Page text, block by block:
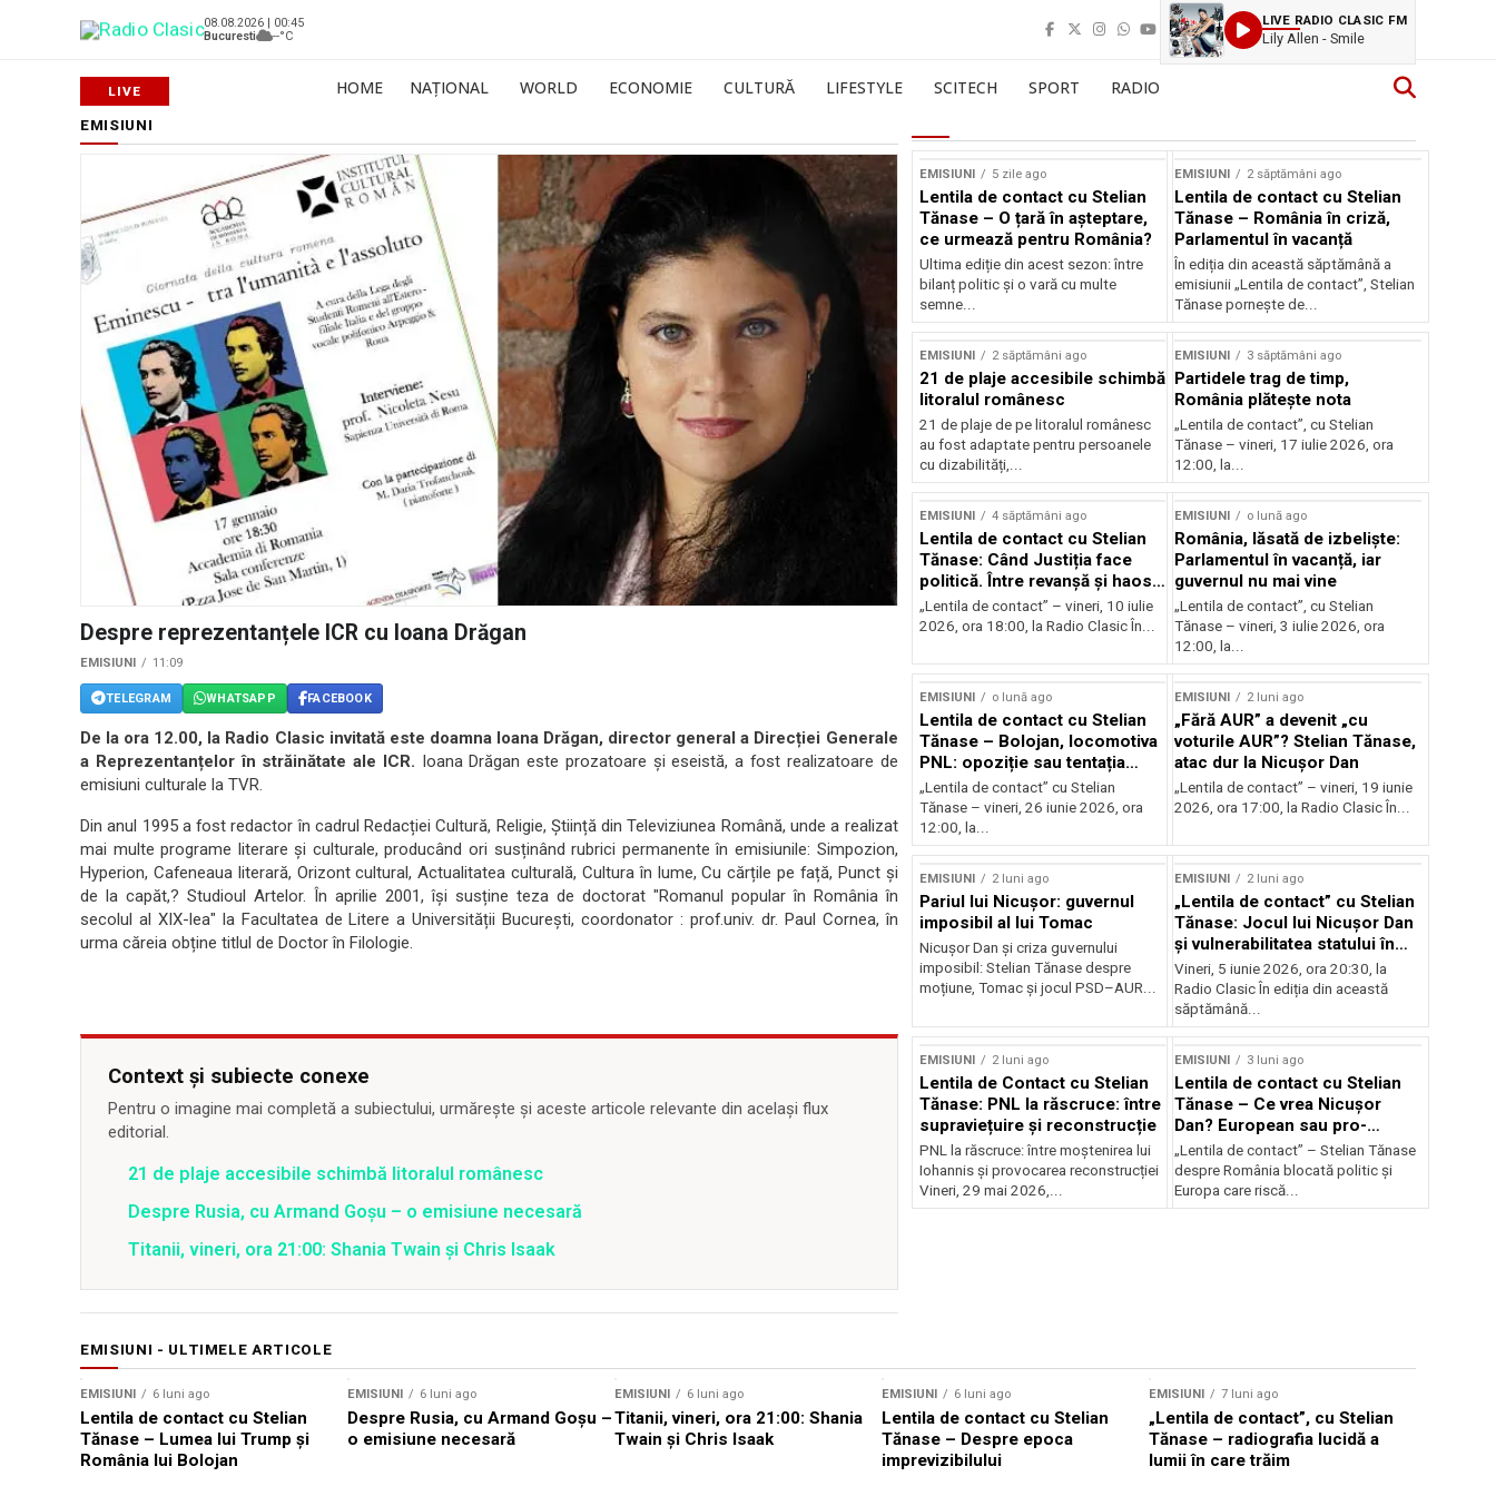
08.08.2026 | 00:45
Bucuresti
--°C
LIVE RADIO CLASIC FM
Lily Allen - Smile
HOME NAȚIONAL WORLD ECONOMIE CULTURĂ LIFESTYLE SCITECH SPORT RADIO
EMISIUNI
Despre reprezentanțele ICR cu Ioana Drăgan
EMISIUNI 11:09
TELEGRAM WHATSAPP FACEBOOK
De la ora 12.00, la Radio Clasic invitată este doamna Ioana Drăgan, director general a Direcției Generale
a Reprezentanțelor în străinătate ale ICR. Ioana Drăgan este prozatoare și eseistă, a fost realizatoare de
emisiuni culturale la TVR.
Din anul 1995 a fost redactor în cadrul Redacției Cultură, Religie, Știință din Televiziunea Română, unde a realizat
mai multe programe literare și culturale, producând ori susținând rubrici permanente în emisiunile: Simpozion,
Hyperion, Cafeneaua literară, Orizont cultural, Actualitatea culturală, Cultura în lume, Cu cărțile pe față, Punct și
de la capăt,? Studioul Artelor. În aprilie 2001, își susține teza de doctorat "Romanul popular în România în
secolul al XIX-lea" la Facultatea de Litere a Universității București, coordonator : prof.univ. dr. Paul Cornea, în
urma căreia obține titlul de Doctor în Filologie.
Context și subiecte conexe
Pentru o imagine mai completă a subiectului, urmărește și aceste articole relevante din același flux
editorial.
21 de plaje accesibile schimbă litoralul românesc
Despre Rusia, cu Armand Goșu – o emisiune necesară
Titanii, vineri, ora 21:00: Shania Twain și Chris Isaak
EMISIUNI 5 zile ago
Lentila de contact cu Stelian
Tănase – O țară în așteptare,
ce urmează pentru România?
Ultima ediție din acest sezon: între
bilanț politic și o vară cu multe
semne...
EMISIUNI 2 săptămâni ago
Lentila de contact cu Stelian
Tănase – România în criză,
Parlamentul în vacanță
În ediția din această săptămână a
emisiunii „Lentila de contact”, Stelian
Tănase pornește de...
EMISIUNI 2 săptămâni ago
21 de plaje accesibile schimbă
litoralul românesc
21 de plaje de pe litoralul românesc
au fost adaptate pentru persoanele
cu dizabilități,...
EMISIUNI 3 săptămâni ago
Partidele trag de timp,
România plătește nota
„Lentila de contact”, cu Stelian
Tănase – vineri, 17 iulie 2026, ora
12:00, la...
EMISIUNI 4 săptămâni ago
Lentila de contact cu Stelian
Tănase: Când Justiția face
politică. Între revanșă și haos
instituțional
„Lentila de contact” – vineri, 10 iulie
2026, ora 18:00, la Radio Clasic În...
EMISIUNI o lună ago
România, lăsată de izbeliște:
Parlamentul în vacanță, iar
guvernul nu mai vine
„Lentila de contact”, cu Stelian
Tănase – vineri, 3 iulie 2026, ora
12:00, la...
EMISIUNI o lună ago
Lentila de contact cu Stelian
Tănase – Bolojan, locomotiva
PNL: opoziție sau tentația
puterii?
„Lentila de contact” cu Stelian
Tănase – vineri, 26 iunie 2026, ora
12:00, la...
EMISIUNI 2 luni ago
„Fără AUR” a devenit „cu
voturile AUR”? Stelian Tănase,
atac dur la Nicușor Dan
„Lentila de contact” – vineri, 19 iunie
2026, ora 17:00, la Radio Clasic În...
EMISIUNI 2 luni ago
Pariul lui Nicușor: guvernul
imposibil al lui Tomac
Nicușor Dan și criza guvernului
imposibil: Stelian Tănase despre
moțiune, Tomac și jocul PSD–AUR...
EMISIUNI 2 luni ago
„Lentila de contact” cu Stelian
Tănase: Jocul lui Nicușor Dan
și vulnerabilitatea statului în
fața crizelor
Vineri, 5 iunie 2026, ora 20:30, la
Radio Clasic În ediția din această
săptămână...
EMISIUNI 2 luni ago
Lentila de Contact cu Stelian
Tănase: PNL la răscruce: între
supraviețuire și reconstrucție
PNL la răscruce: între moștenirea lui
Iohannis și provocarea reconstrucției
Vineri, 29 mai 2026,...
EMISIUNI 3 luni ago
Lentila de contact cu Stelian
Tănase – Ce vrea Nicușor
Dan? European sau pro-
occidental?
„Lentila de contact” – Stelian Tănase
despre România blocată politic și
Europa care riscă...
EMISIUNI - ULTIMELE ARTICOLE
EMISIUNI 6 luni ago
Lentila de contact cu Stelian
Tănase – Lumea lui Trump și
România lui Bolojan
EMISIUNI 6 luni ago
Despre Rusia, cu Armand Goșu –
o emisiune necesară
EMISIUNI 6 luni ago
Titanii, vineri, ora 21:00: Shania
Twain și Chris Isaak
EMISIUNI 6 luni ago
Lentila de contact cu Stelian
Tănase – Despre epoca
imprevizibilului
EMISIUNI 7 luni ago
„Lentila de contact”, cu Stelian
Tănase – radiografia lucidă a
lumii în care trăim